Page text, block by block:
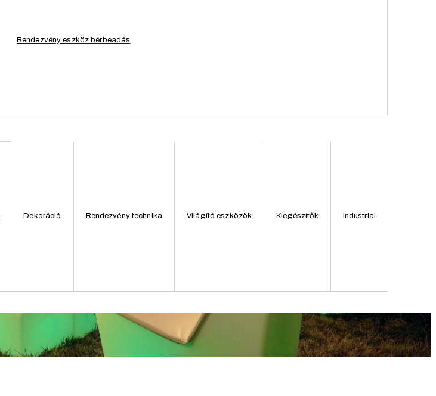
Rendezvény eszköz bérbeadás
Dekoráció Rendezvény technika Világító eszközök Kiegészítők Industrial